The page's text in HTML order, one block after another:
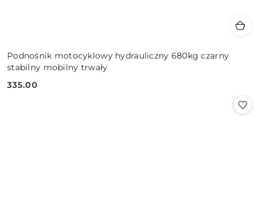
Podnośnik motocyklowy hydrauliczny 680kg czarny
stabilny mobilny trwały
Cena:
335.00